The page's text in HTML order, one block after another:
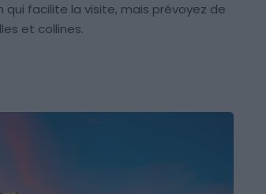
facilite la visite, mais prévoyez de
et collines.